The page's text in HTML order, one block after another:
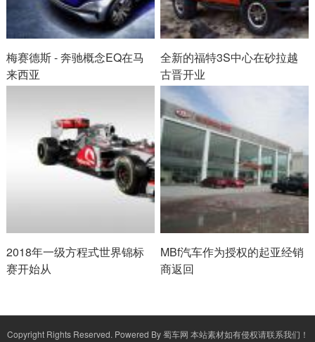
梅赛德斯 - 奔驰概念EQ在马
来西亚
全新的福特3S中心在砂拉越
古晋开业
2018年一级方程式世界锦标
赛开始从
MBf汽车作为授权的起亚经销
商返回
Copyright Rights Reserved. Powered By蜀车网 本站素材如有侵权请联系我们！